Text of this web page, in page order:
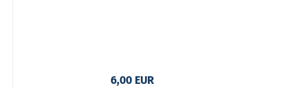
6,00 EUR